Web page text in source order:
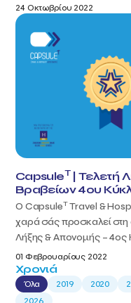
24 Οκτωβρίου 2022
CapsuleT| Τελετή
Βραβείων 4ου
Ο CapsuleTTravel &
χαρά σάς προσκαλεί στη
Λήξης & Απονομής – 4ος
01 Φεβρουαρίους 2022
Χρονιά
Όλα 2019 2020
2026